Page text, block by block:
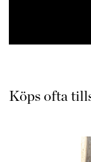
sprids genom
det ut som mist, det
oljeintegriteten och
Köps ofta